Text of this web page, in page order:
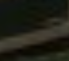
Inhalte